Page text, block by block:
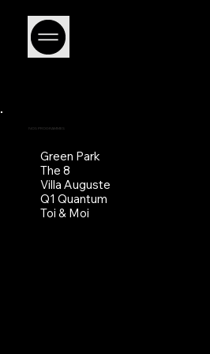
NOS PROGRAMMES
Green Park
The 8
Villa Auguste
Q1 Quantum
Toi & Moi